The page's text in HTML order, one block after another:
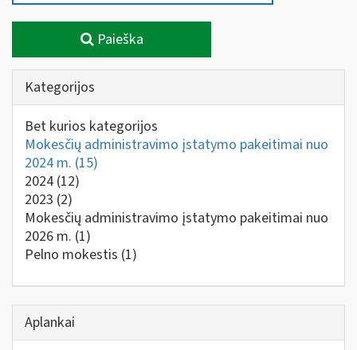
Paieška
Kategorijos
Bet kurios kategorijos
Mokesčių administravimo įstatymo pakeitimai nuo
2024 m. (15)
2024 (12)
2023 (2)
Mokesčių administravimo įstatymo pakeitimai nuo
2026 m. (1)
Pelno mokestis (1)
Aplankai